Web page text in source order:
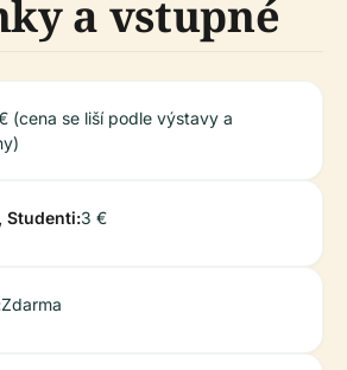
a vstupné
(cena se liší podle výstavy a
Studenti:3 €
Zdarma